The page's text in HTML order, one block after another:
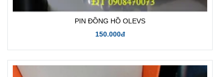
PIN ĐỒNG HỒ OLEVS
150.000đ